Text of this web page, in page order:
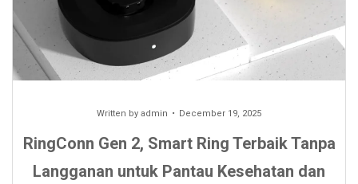
Written by admin December 19, 2025
RingConn Gen 2, Smart Ring Terbaik Tanpa
Langganan untuk Pantau Kesehatan dan